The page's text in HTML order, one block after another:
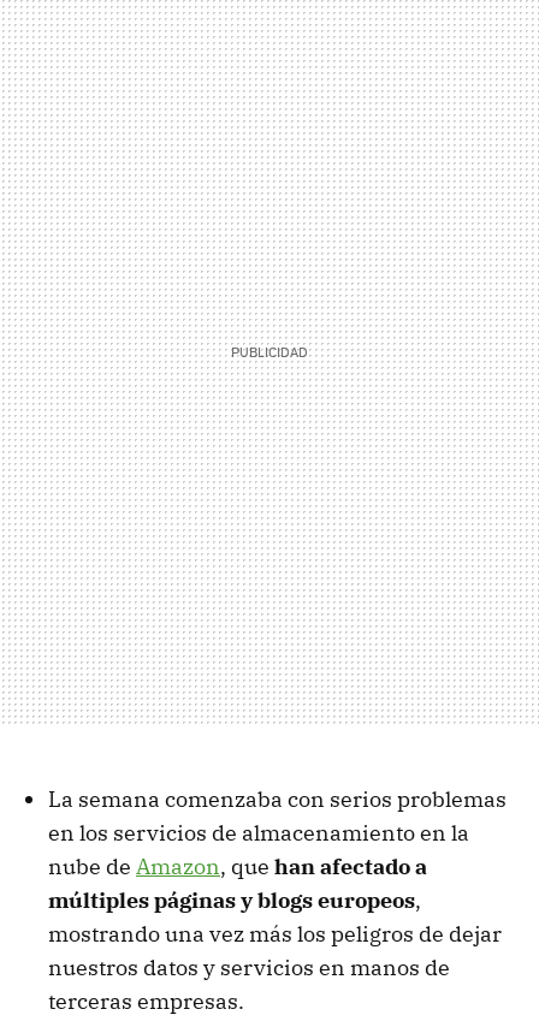
La semana comenzaba con serios problemas
en los servicios de almacenamiento en la
nube de Amazon, que han afectado a
múltiples páginas y blogs europeos,
mostrando una vez más los peligros de dejar
nuestros datos y servicios en manos de
terceras empresas.